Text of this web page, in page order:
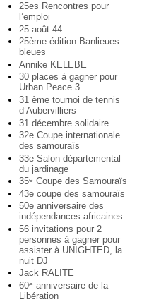
25es Rencontres pour
l’emploi
25 août 44
25ème édition Banlieues
bleues
Annike KELEBE
30 places à gagner pour
Urban Peace 3
31 ème tournoi de tennis
d’Aubervilliers
31 décembre solidaire
32e Coupe internationale
des samouraïs
33e Salon départemental
du jardinage
35e Coupe des Samouraïs
43e coupe des samouraïs
50e anniversaire des
indépendances africaines
56 invitations pour 2
personnes à gagner pour
assister à UNIGHTED, la
nuit DJ
Jack RALITE
60e anniversaire de la
Libération